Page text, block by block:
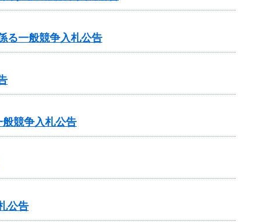
る一般競争入札公告
競争入札公告
公告